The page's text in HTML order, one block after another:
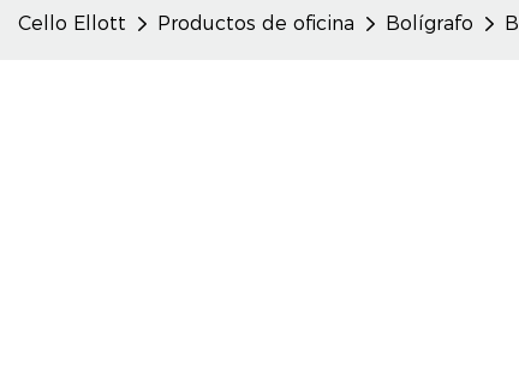
Cello Ellott Productos de oficina Bolígrafo